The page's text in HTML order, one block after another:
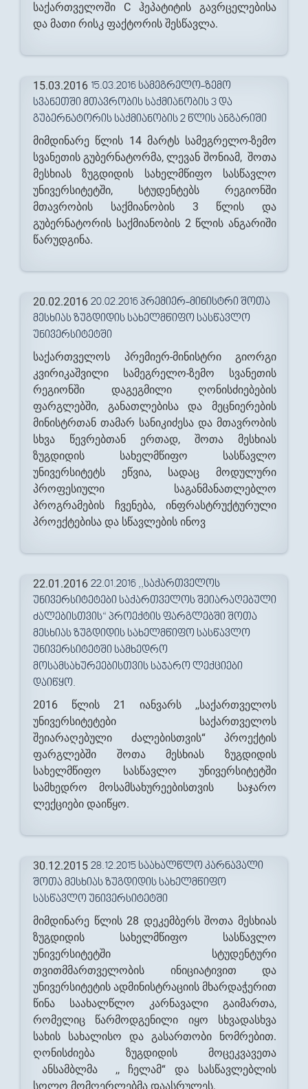
საქართველოში C ჰეპატიტის გავრცელებისა
და მათი რისკ ფაქტორის შესწავლა.
15.03.2016 15.03.2016 ᲡᲐᲛᲔᲒᲠᲔᲚᲝ-ᲖᲔᲛᲝ
ᲡᲕᲐᲜᲔᲗᲨᲘ ᲛᲗᲐᲕᲠᲝᲑᲘᲡ ᲡᲐᲥᲛᲘᲐᲜᲝᲑᲘᲡ 3 ᲓᲐ
ᲒᲣᲑᲔᲠᲜᲐᲢᲝᲠᲘᲡ ᲡᲐᲥᲛᲘᲐᲜᲝᲑᲘᲡ 2 ᲬᲚᲘᲡ ᲐᲜᲒᲐᲠᲘᲨᲘ
მიმდინარე წლის 14 მარტს სამეგრელო-ზემო
სვანეთის გუბერნატორმა, ლევან შონიამ, შოთა
მესხიას ზუგდიდის სახელმწიფო სასწავლო
უნივერსიტეტში, სტუდენტებს რეგიონში
მთავრობის საქმიანობის 3 წლის და
გუბერნატორის საქმიანობის 2 წლის ანგარიში
წარუდგინა.
20.02.2016 20.02.2016 ᲞᲠᲔᲛᲘᲔᲠ-ᲛᲘᲜᲘᲡᲢᲠᲘ ᲨᲝᲗᲐ
ᲛᲔᲡᲮᲘᲐᲡ ᲖᲣᲒᲓᲘᲓᲘᲡ ᲡᲐᲮᲔᲚᲛᲬᲘᲤᲝ ᲡᲐᲡᲬᲐᲕᲚᲝ
ᲣᲜᲘᲕᲔᲠᲡᲘᲢᲔᲢᲨᲘ
საქართველოს პრემიერ-მინისტრი გიორგი
კვირიკაშვილი სამეგრელო-ზემო სვანეთის
რეგიონში დაგეგმილი ღონისძიებების
ფარგლებში, განათლებისა და მეცნიერების
მინისტრთან თამარ სანიკიძესა და მთავრობის
სხვა წევრებთან ერთად, შოთა მესხიას
ზუგდიდის სახელმწიფო სასწავლო
უნივერსიტეტს ეწვია, სადაც მოდულური
პროფესიული საგანმანათლებლო
პროგრამების ჩვენება, ინფრასტრუქტურული
პროექტებისა და სწავლების ინოვ
22.01.2016 22.01.2016 ,,ᲡᲐᲥᲐᲠᲗᲕᲔᲚᲝᲡ
ᲣᲜᲘᲕᲔᲠᲡᲘᲢᲔᲢᲔᲑᲘ ᲡᲐᲥᲐᲠᲗᲕᲔᲚᲝᲡ ᲨᲔᲘᲐᲠᲐᲦᲔᲑᲣᲚᲘ
ᲫᲐᲚᲔᲑᲘᲡᲗᲕᲘᲡ“ ᲞᲠᲝᲔᲥᲢᲘᲡ ᲤᲐᲠᲒᲚᲔᲑᲨᲘ ᲨᲝᲗᲐ
ᲛᲔᲡᲮᲘᲐᲡ ᲖᲣᲒᲓᲘᲓᲘᲡ ᲡᲐᲮᲔᲚᲛᲬᲘᲤᲝ ᲡᲐᲡᲬᲐᲕᲚᲝ
ᲣᲜᲘᲕᲔᲠᲡᲘᲢᲔᲢᲨᲘ ᲡᲐᲛᲮᲔᲓᲠᲝ
ᲛᲝᲡᲐᲛᲡᲐᲮᲣᲠᲔᲔᲑᲘᲡᲗᲕᲘᲡ ᲡᲐᲯᲐᲠᲝ ᲚᲔᲥᲪᲘᲔᲑᲘ
ᲓᲐᲘᲬᲧᲝ.
2016 წლის 21 იანვარს ,,საქართველოს
უნივერსიტეტები საქართველოს
შეიარაღებული ძალებისთვის“ პროექტის
ფარგლებში შოთა მესხიას ზუგდიდის
სახელმწიფო სასწავლო უნივერსიტეტში
სამხედრო მოსამსახურეებისთვის საჯარო
ლექციები დაიწყო.
30.12.2015 28.12.2015 ᲡᲐᲐᲮᲐᲚᲬᲚᲝ ᲙᲐᲠᲜᲐᲕᲐᲚᲘ
ᲨᲝᲗᲐ ᲛᲔᲡᲮᲘᲐᲡ ᲖᲣᲒᲓᲘᲓᲘᲡ ᲡᲐᲮᲔᲚᲛᲬᲘᲤᲝ
ᲡᲐᲡᲬᲐᲕᲚᲝ ᲣᲜᲘᲕᲔᲠᲡᲘᲢᲔᲢᲨᲘ
მიმდინარე წლის 28 დეკემბერს შოთა მესხიას
ზუგდიდის სახელმწიფო სასწავლო
უნივერსიტეტში სტუდენტური
თვითმმართველობის ინიციატივით და
უნივერსიტეტის ადმინისტრაციის მხარდაჭერით
წინა საახალწლო კარნავალი გაიმართა,
რომელიც წარმოდგენილი იყო სხვადასხვა
სახის სახალისო და გასართობი ნომრებით.
ღონისძიება ზუგდიდის მოცეკვავეთა
ანსამბლმა ,, ჩელამ“ და სასწავლებლის
სოლო მომღერლებმა დაასრულეს.